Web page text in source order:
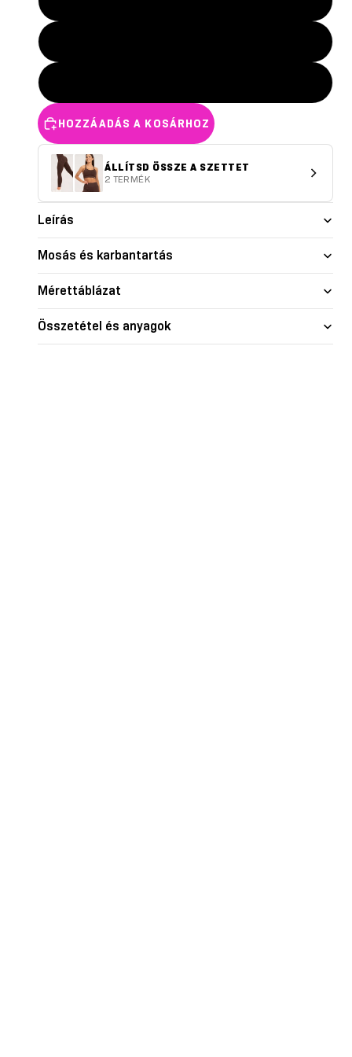
HOZZÁADÁS A KOSÁRHOZ
ÁLLÍTSD ÖSSZE A SZETTET
2 TERMÉK
Leírás
Mosás és karbantartás
Mérettáblázat
Összetétel és anyagok